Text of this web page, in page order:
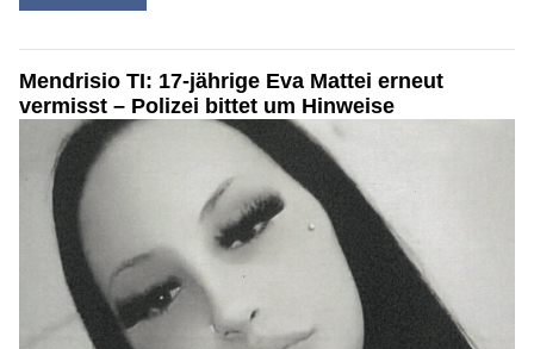
Mendrisio TI: 17-jährige Eva Mattei erneut
vermisst – Polizei bittet um Hinweise